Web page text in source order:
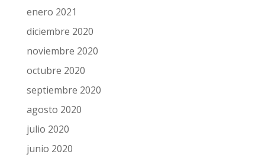
enero 2021
diciembre 2020
noviembre 2020
octubre 2020
septiembre 2020
agosto 2020
julio 2020
junio 2020